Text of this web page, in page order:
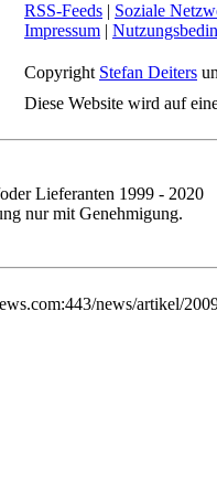
RSS-Feeds | Soziale
Impressum |
Copyright Stefan Deiters
Diese Website wird auf
Lieferanten 1999 - 2020
nur mit Genehmigung.
news/artikel/